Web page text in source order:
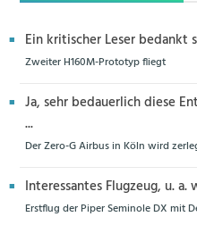
Ein kritischer Leser bedankt
Zweiter H160M-Prototyp fliegt
Ja, sehr bedauerlich diese
...
Der Zero-G Airbus in Köln wird
Interessantes Flugzeug, u.
Erstflug der Piper Seminole DX mit